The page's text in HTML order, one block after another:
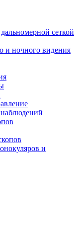
сеткой
и ночного видения
и